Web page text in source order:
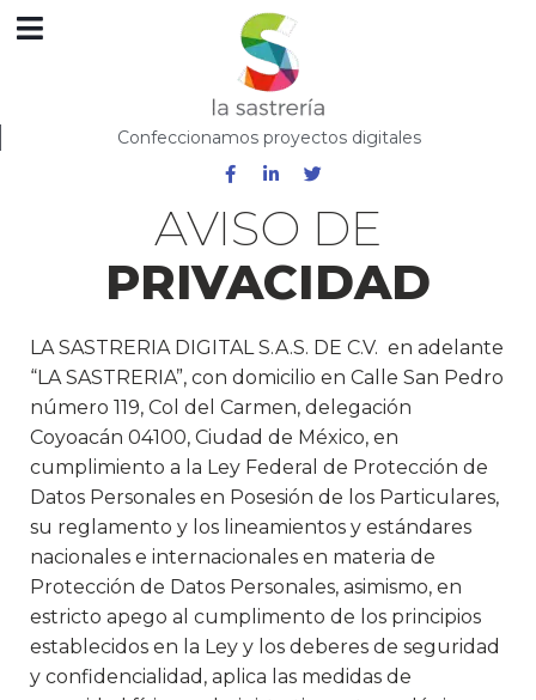
Confeccionamos proyectos digitales
AVISO DE
PRIVACIDAD
LA SASTRERIA DIGITAL S.A.S. DE C.V. en adelante
“LA SASTRERIA”, con domicilio en Calle San Pedro
número 119, Col del Carmen, delegación
Coyoacán 04100, Ciudad de México, en
cumplimiento a la Ley Federal de Protección de
Datos Personales en Posesión de los Particulares,
su reglamento y los lineamientos y estándares
nacionales e internacionales en materia de
Protección de Datos Personales, asimismo, en
estricto apego al cumplimento de los principios
establecidos en la Ley y los deberes de seguridad
y confidencialidad, aplica las medidas de